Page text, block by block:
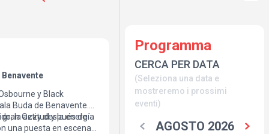
Benavente
y Black
Buda de Benavente.
Ozzy después de
la actitud y la energía
una puesta en escena
Programma
CERCA PER DATA
(Seleziona una data e
mostreremo i prossimi
eventi)
AGOSTO 2026